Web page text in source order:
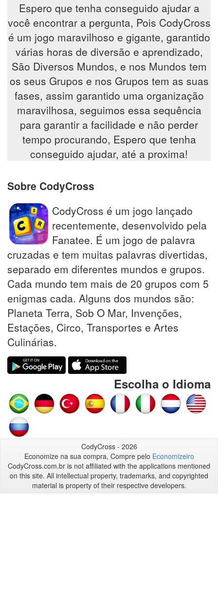
Espero que tenha conseguido ajudar a
você encontrar a pergunta, Pois CodyCross
é um jogo maravilhoso e gigante, garantido
várias horas de diversão e aprendizado,
São Diversos Mundos, e nos Mundos tem
os seus Grupos e nos Grupos tem as suas
fases, assim garantido uma organização
maravilhosa, seguimos essa sequência
para garantir a facilidade e não perder
tempo procurando, Espero que tenha
conseguido ajudar, até a proxima!
Sobre CodyCross
CodyCross é um jogo lançado
recentemente, desenvolvido pela
Fanatee. É um jogo de palavra
cruzadas e tem muitas palavras divertidas,
separado em diferentes mundos e grupos.
Cada mundo tem mais de 20 grupos com 5
enigmas cada. Alguns dos mundos são:
Planeta Terra, Sob O Mar, Invenções,
Estações, Circo, Transportes e Artes
Culinárias.
Escolha o Idioma
CodyCross - 2026
Economize na sua compra, Compre pelo Economizeiro
CodyCross.com.br is not affiliated with the applications mentioned
on this site. All intellectual property, trademarks, and copyrighted
material is property of their respective developers.